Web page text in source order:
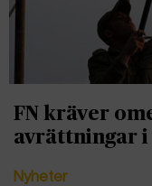
FN kräver
avrättningar i
Nyheter